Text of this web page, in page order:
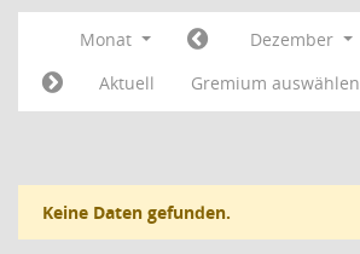
Monat Dezember
Aktuell
Gremium auswählen
Keine Daten gefunden.